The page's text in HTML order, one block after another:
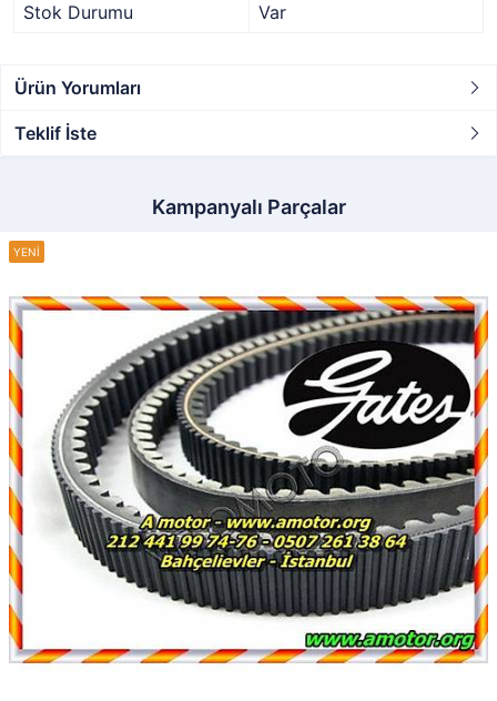
Stok Durumu
Var
Ürün Yorumları
Teklif İste
Kampanyalı Parçalar